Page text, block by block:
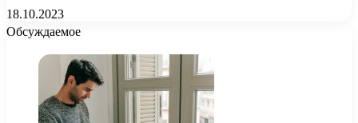
18.10.2023
Обсуждаемое